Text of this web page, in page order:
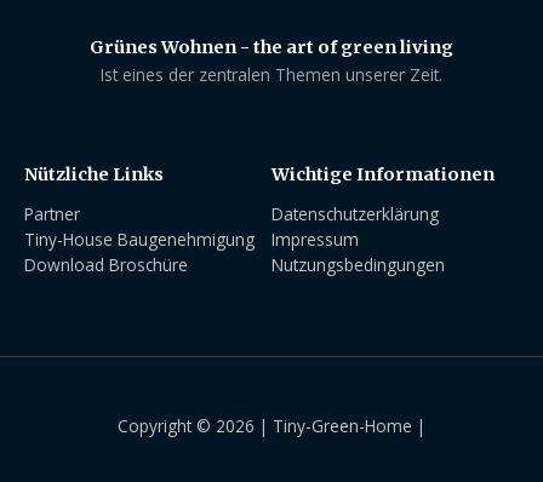
Grünes Wohnen - the art of green living
Ist eines der zentralen Themen unserer Zeit.
Nützliche Links
Partner
Tiny-House Baugenehmigung
Download Broschüre
Wichtige Informationen
Datenschutzerklärung
Impressum
Nutzungsbedingungen
Copyright © 2026 | Tiny-Green-Home |